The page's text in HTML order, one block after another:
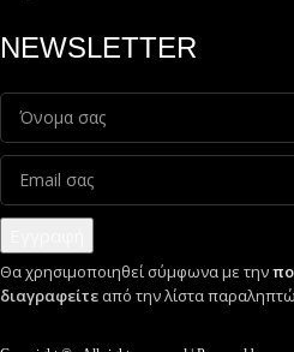
NEWSLETTER
Θα χρησιμοποιηθεί σύμφωνα με την
διαγραφείτε από την λίστα